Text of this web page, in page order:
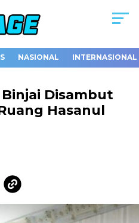
NASIONAL INTERNASIONAL
Disambut
Hasanul